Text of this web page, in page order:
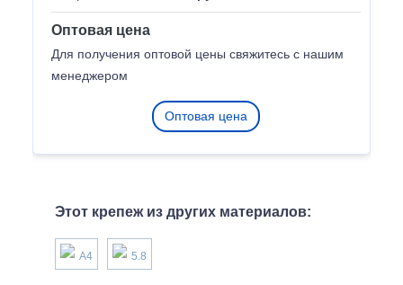
Оптовая цена
Для получения оптовой цены свяжитесь с нашим
менеджером
Оптовая цена
Этот крепеж из других материалов:
А4 5.8